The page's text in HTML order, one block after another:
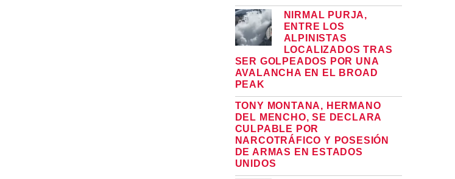
NIRMAL PURJA,
ENTRE LOS
ALPINISTAS
LOCALIZADOS TRAS
SER GOLPEADOS POR UNA
AVALANCHA EN EL BROAD
PEAK
TONY MONTANA, HERMANO
DEL MENCHO, SE DECLARA
CULPABLE POR
NARCOTRÁFICO Y POSESIÓN
DE ARMAS EN ESTADOS
UNIDOS